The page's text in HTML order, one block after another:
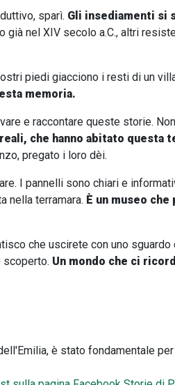
sparì. Gli insediamenti si
nel XIV secolo a.C., altri
piedi giacciono i resti di un
memoria.
e raccontare queste storie.
che hanno abitato questa
pregato i loro dèi.
I pannelli sono chiari e
nella terramara. È un museo
che uscirete con uno
scoperto. Un mondo che ci
è stato fondamentale